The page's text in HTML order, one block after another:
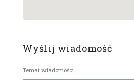
Wyślij wiadomość